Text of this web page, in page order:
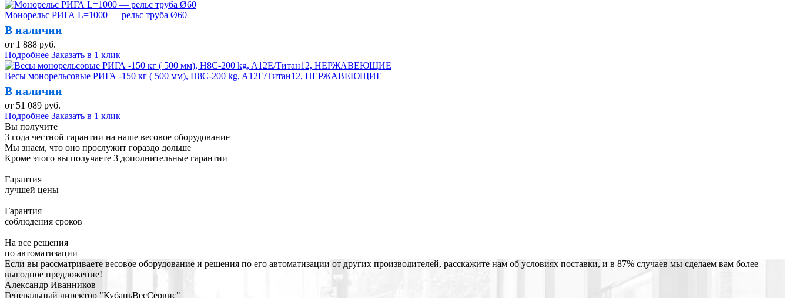
Монорельс РИГА L=1000 — рельс труба Ø60
В наличии
от 1 888 руб.
Подробнее Заказать в 1 клик
Весы монорельсовые РИГА -150 кг ( 500 мм), H8C-200 kg, A12E/Титан12, НЕРЖАВЕЮЩИЕ
В наличии
от 51 089 руб.
Подробнее Заказать в 1 клик
Вы получите
3 года честной гарантии на наше весовое оборудование
Мы знаем, что оно прослужит гораздо дольше
Кроме этого вы получаете 3 дополнительные гарантии
Гарантия
лучшей цены
Гарантия
соблюдения сроков
На все решения
по автоматизации
Если вы рассматриваете весовое оборудование и решения по его автоматизации от других производителей, расскажите нам об условиях поставки, и в 87% случаев мы сделаем вам более
выгодное предложение!
Александр Иванников
Генеральный директор "КубаньВесСервис"